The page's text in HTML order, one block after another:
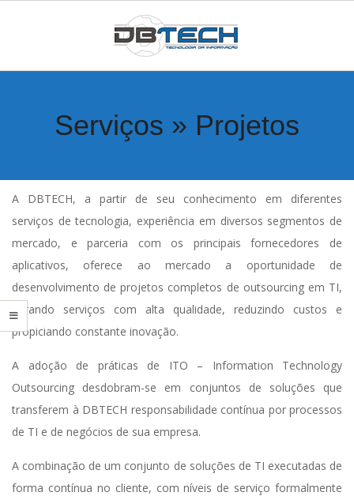
D
I
W
E
B
S
T
E
Serviços » Projetos
A DBTECH, a partir de seu conhecimento em diferentes
serviços de tecnologia, experiência em diversos segmentos de
mercado, e parceria com os principais fornecedores de
aplicativos, oferece ao mercado a oportunidade de
desenvolvimento de projetos completos de outsourcing em TI,
gerando serviços com alta qualidade, reduzindo custos e
propiciando constante inovação.
A adoção de práticas de ITO – Information Technology
Outsourcing desdobram-se em conjuntos de soluções que
transferem à DBTECH responsabilidade contínua por processos
de TI e de negócios de sua empresa.
A combinação de um conjunto de soluções de TI executadas de
forma contínua no cliente, com níveis de serviço formalmente